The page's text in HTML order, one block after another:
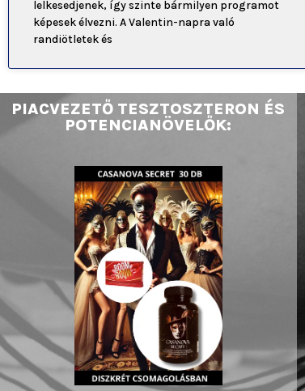
lelkesedjenek, így szinte bármilyen programot
képesek élvezni. A Valentin-napra való
randiötletek és
PIACVEZETŐ TESZTOSZTERON ÉS
POTENCIANÖVELŐK: